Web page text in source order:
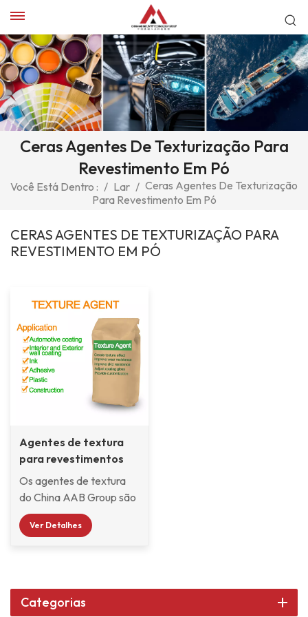
Ceras Agentes De Texturização Para
Revestimento Em Pó
Você Está Dentro : / Lar / Ceras Agentes De Texturização
Para Revestimento Em Pó
CERAS AGENTES DE TEXTURIZAÇÃO PARA
REVESTIMENTO EM PÓ
Agentes de textura
para revestimentos
em pó
Os agentes de textura
do China AAB Group são
aditivos de alto
desempenho
superfície exclusivos,
proporcionando diversos
Ver Detalhes
Categorias